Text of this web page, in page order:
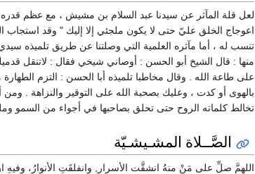
لعل قلة المآثر عن سيدنا عبد السلام بن مشيش ، مع عظم قدره
اعوجاج الخلق عليّ حتى لا يكون ملجئي إلا إليك " وقد استجاب
تنسب له ، أما مآثره العلمية التي وصلتنا عن طريق تلميذه
منها : قال الشيخ أبو الحسن : أوصاني شيخي فقال : لاتنقل
على طاعة الله . وقال مخاطبا تلميذه أبا الحسن : التزم
بالهوى أو كدت ، وعليك بصحبة الله على التوقير والنزاهة
تخالط كلماته الروح حتى تحلق بصاحبها في أجواء من السمو
الصَّــلاة المشـيشـيّة
اللهمَّ صلِّ على مَنْ منهُ انشقَّت الأسرار, وانفلقَتِ الأنوارُ، وفيهِ